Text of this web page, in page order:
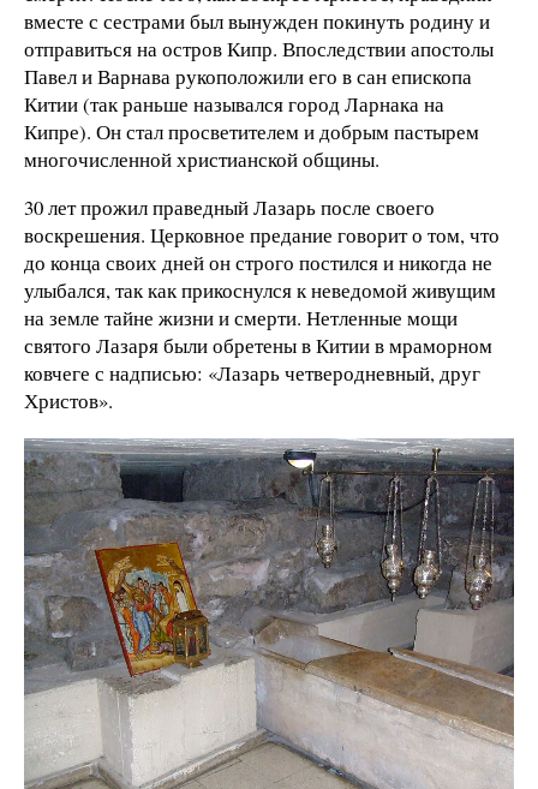
вместе с сестрами был вынужден покинуть родину и
отправиться на остров Кипр. Впоследствии апостолы
Павел и Варнава рукоположили его в сан епископа
Китии (так раньше назывался город Ларнака на
Кипре). Он стал просветителем и добрым пастырем
многочисленной христианской общины.
30 лет прожил праведный Лазарь после своего
воскрешения. Церковное предание говорит о том, что
до конца своих дней он строго постился и никогда не
улыбался, так как прикоснулся к неведомой живущим
на земле тайне жизни и смерти. Нетленные мощи
святого Лазаря были обретены в Китии в мраморном
ковчеге с надписью: «Лазарь четверодневный, друг
Христов».